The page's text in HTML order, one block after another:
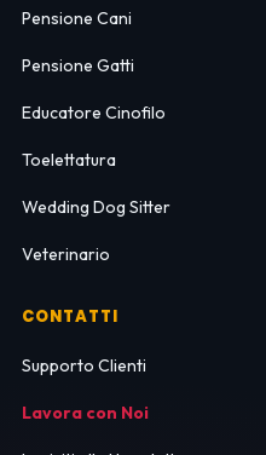
Pensione Cani
Pensione Gatti
Educatore Cinofilo
Toelettatura
Wedding Dog Sitter
Veterinario
CONTATTI
Supporto Clienti
Lavora con Noi